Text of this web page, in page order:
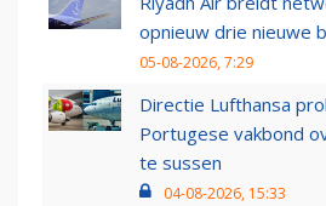
opnieuw drie nieuwe
05-08-2026, 7:29
Directie Lufthansa
Portugese vakbond
te sussen
04-08-2026, 15:33